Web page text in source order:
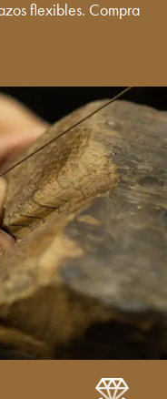
flexibles. Compra